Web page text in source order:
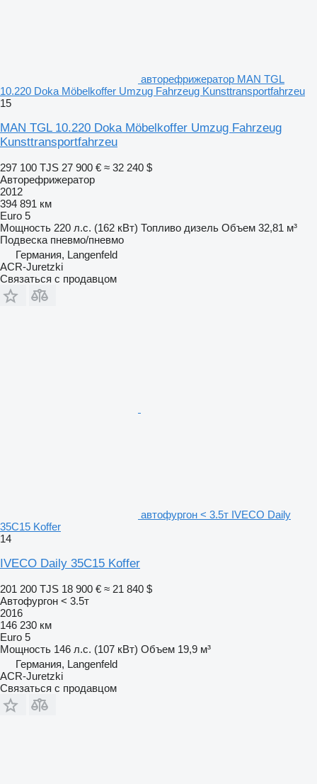
авторефрижератор MAN TGL
10.220 Doka Möbelkoffer Umzug Fahrzeug Kunsttransportfahrzeu
15
MAN TGL 10.220 Doka Möbelkoffer Umzug Fahrzeug
Kunsttransportfahrzeu
297 100 TJS 27 900 € ≈ 32 240 $
Авторефрижератор
2012
394 891 км
Euro 5
Мощность 220 л.с. (162 кВт) Топливо дизель Объем 32,81 м³
Подвеска пневмо/пневмо
Германия, Langenfeld
ACR-Juretzki
Связаться с продавцом
автофургон < 3.5т IVECO Daily
35C15 Koffer
14
IVECO Daily 35C15 Koffer
201 200 TJS 18 900 € ≈ 21 840 $
Автофургон < 3.5т
2016
146 230 км
Euro 5
Мощность 146 л.с. (107 кВт) Объем 19,9 м³
Германия, Langenfeld
ACR-Juretzki
Связаться с продавцом